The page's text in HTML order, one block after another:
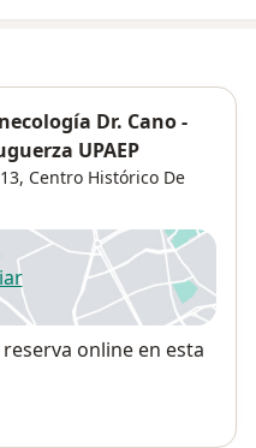
Dr. Cano -
UPAEP
Centro Histórico De
abre en una nueva
online en esta